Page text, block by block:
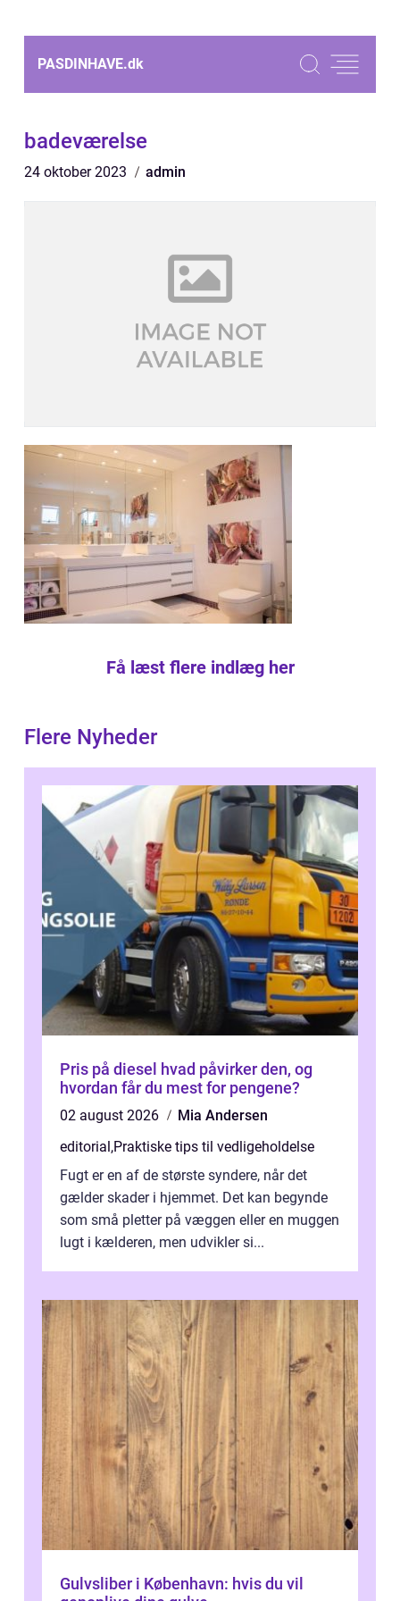
PASDINHAVE.dk
badeværelse
24 oktober 2023 admin
Få læst flere indlæg her
Flere Nyheder
Pris på diesel hvad påvirker den, og
hvordan får du mest for pengene?
02 august 2026
Mia Andersen
editorial,Praktiske tips til vedligeholdelse
Fugt er en af de største syndere, når det
gælder skader i hjemmet. Det kan begynde
som små pletter på væggen eller en muggen
lugt i kælderen, men udvikler si...
Gulvsliber i København: hvis du vil